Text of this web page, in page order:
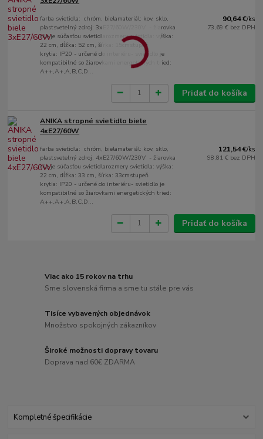
farba svietidla: chróm, bielamateriál: kov, sklo,
plastsvetelný zdroj: 3xE27/60W/230V - žiarovka
nie je súčasťou svietidlarozmery svietidla: výška:
22 cm, dĺžka: 52 cm, šírka: 15cmstupeň
krytia: IP20 - určené do interiéru- svietidlo je
kompatibilné so žiarovkami energetických tried:
A++,A+,A,B,C,D...
90,64 €/ks
73,69 € bez DPH
Pridať do košíka
ANIKA stropné svietidlo biele
4xE27/60W
farba svietidla: chróm, bielamateriál: kov, sklo,
plastsvetelný zdroj: 4xE27/60W/230V - žiarovka
nie je súčasťou svietidlarozmery svietidla: výška:
22 cm, dĺžka: 33 cm, šírka: 33cmstupeň
krytia: IP20 - určené do interiéru- svietidlo je
kompatibilné so žiarovkami energetických tried:
A++,A+,A,B,C,D...
121,54 €/ks
98,81 € bez DPH
Pridať do košíka
Viac ako 15 rokov na trhu
Sme slovenská firma a sme tu stále pre vás
Tisíce vybavených objednávok
Množstvo spokojných zákazníkov
Široké možnosti dopravy tovaru
Doprava nad 60€ ZDARMA
Kompletné špecifikácie